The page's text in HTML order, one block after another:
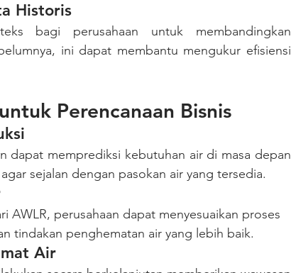
Historis
ini dapat membantu mengukur efisiensi
Perencanaan Bisnis
sejalan dengan pasokan air yang tersedia.
tindakan penghematan air yang lebih baik.
Air